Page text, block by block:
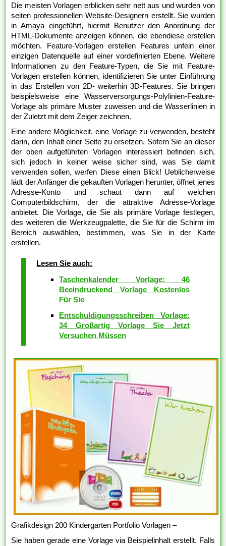
Die meisten Vorlagen erblicken sehr nett aus und wurden von
seiten professionellen Website-Designern erstellt. Sie wurden
in Amaya eingeführt, hiermit Benutzer den Anordnung der
HTML-Dokumente anzeigen können, die ebendiese erstellen
möchten. Feature-Vorlagen erstellen Features unfein einer
einzigen Datenquelle auf einer vordefinierten Ebene. Weitere
Informationen zu den Feature-Typen, die Sie mit Feature-
Vorlagen erstellen können, identifizieren Sie unter Einführung
in das Erstellen von 2D- weiterhin 3D-Features. Sie bringen
beispielsweise eine Wasserversorgungs-Polylinien-Feature-
Vorlage als primäre Muster zuweisen und die Wasserlinien in
der Zuletzt mit dem Zeiger zeichnen.
Eine andere Möglichkeit, eine Vorlage zu verwenden, besteht
darin, den Inhalt einer Seite zu ersetzen. Sofern Sie an dieser
der oben aufgeführten Vorlagen interessiert befinden sich,
sich jedoch in keiner weise sicher sind, was Sie damit
verwenden sollen, werfen Diese einen Blick! Ueblicherweise
lädt der Anfänger die gekauften Vorlagen herunter, öffnet jenes
Adresse-Konto und schaut dann auf welchen
Computerbildschirm, der die attraktive Adresse-Vorlage
anbietet. Die Vorlage, die Sie als primäre Vorlage festlegen,
des weiteren die Werkzeugpalette, die Sie für die Schirm im
Bereich auswählen, bestimmen, was Sie in der Karte
erstellen.
Lesen Sie auch:
Taschenkalender Vorlage: 46
Beeindruckend Vorlage Kostenlos
Für Sie
Entschuldigungsschreiben Vorlage:
34 Großartig Vorlage Sie Jetzt
Versuchen Müssen
Grafikdesign 200 Kindergarten Portfolio Vorlagen –
Sie haben gerade eine Vorlage via Beispielinhalt erstellt. Falls